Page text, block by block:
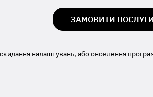
ЗАМОВИТИ
налаштувань, або оновлення